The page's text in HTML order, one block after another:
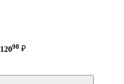
12098 ₽